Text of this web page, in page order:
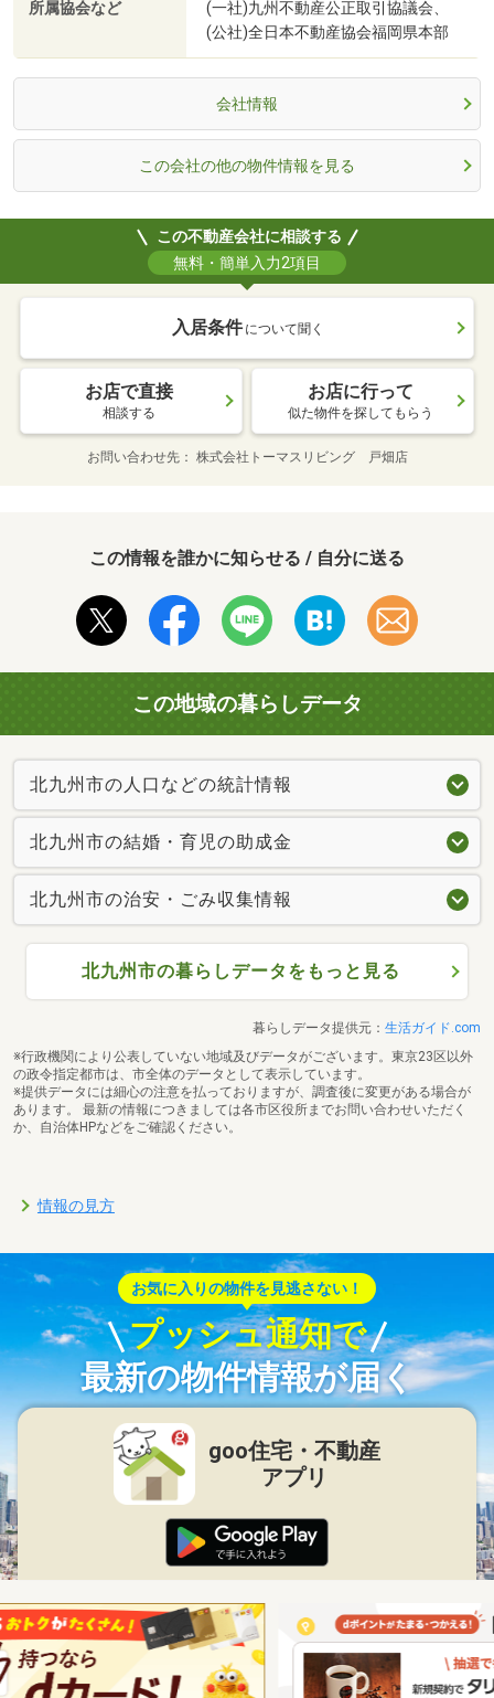
所属協会など
(一社)九州不動産公正取引協議会、
(公社)全日本不動産協会福岡県本部
会社情報
この会社の他の物件情報を見る
この不動産会社に相談する
無料・簡単入力2項目
入居条件 について聞く
お店で直接
相談する
お店に行って
似た物件を探してもらう
お問い合わせ先 株式会社トーマスリビング 戸畑店
この情報を誰かに知らせる / 自分に送る
この地域の暮らしデータ
北九州市の人口などの統計情報
北九州市の結婚・育児の助成金
北九州市の治安・ごみ収集情報
北九州市の暮らしデータをもっと見る
暮らしデータ提供元： 生活ガイド.com
※行政機関により公表していない地域及びデータがございます。東京23区以外
の政令指定都市は、市全体のデータとして表示しています。
※提供データには細心の注意を払っておりますが、調査後に変更がある場合が
あります。 最新の情報につきましては各市区役所までお問い合わせいただく
か、自治体HPなどをご確認ください。
情報の見方
お気に入りの物件を見逃さない！
プッシュ通知で
最新の物件情報が届く
goo住宅・不動産
アプリ